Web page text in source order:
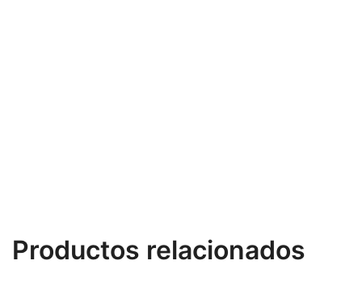
Productos relacionados